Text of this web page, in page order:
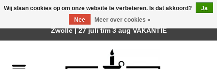
Wij slaan cookies op om onze website te verbeteren. Is dat akkoord?
Ja
Nee
Meer over cookies »
Afhalen is mogelijk bij mijn winkel Trotz | Belvederelaan 107
Zwolle | 27 juli t/m 3 aug VAKANTIE